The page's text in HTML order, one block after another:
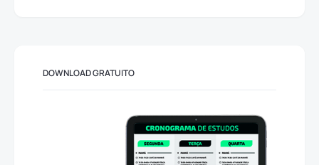
DOWNLOAD GRATUITO